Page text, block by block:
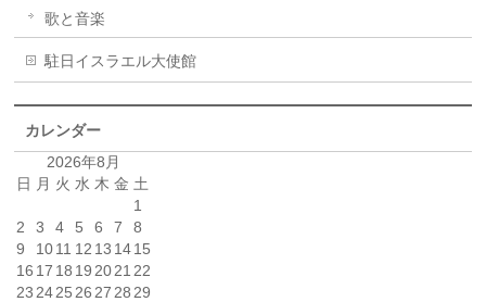
歌と音楽
駐日イスラエル大使館
カレンダー
2026年8月
日 月 火 水 木 金 土
1
2
3 4 5 6 7
8
9
1011 12 13 1415
16 17 18 19 2021 22
23 2425 26 27 28 29